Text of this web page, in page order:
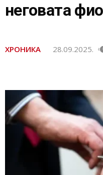
неговата
ХРОНИКА 28.09.2025.